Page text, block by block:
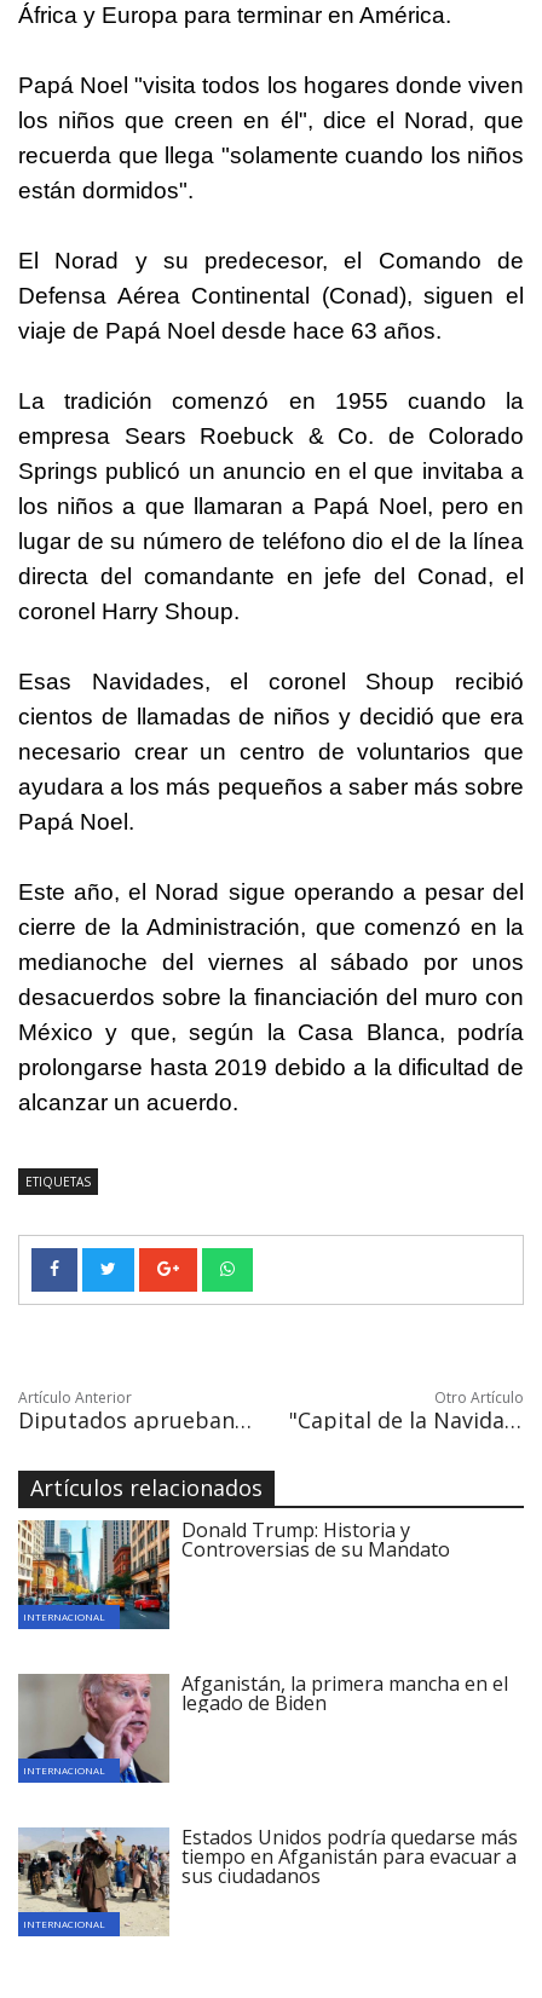
África y Europa para terminar en América.
Papá Noel "visita todos los hogares donde viven
los niños que creen en él", dice el Norad, que
recuerda que llega "solamente cuando los niños
están dormidos".
El Norad y su predecesor, el Comando de
Defensa Aérea Continental (Conad), siguen el
viaje de Papá Noel desde hace 63 años.
La tradición comenzó en 1955 cuando la
empresa Sears Roebuck & Co. de Colorado
Springs publicó un anuncio en el que invitaba a
los niños a que llamaran a Papá Noel, pero en
lugar de su número de teléfono dio el de la línea
directa del comandante en jefe del Conad, el
coronel Harry Shoup.
Esas Navidades, el coronel Shoup recibió
cientos de llamadas de niños y decidió que era
necesario crear un centro de voluntarios que
ayudara a los más pequeños a saber más sobre
Papá Noel.
Este año, el Norad sigue operando a pesar del
cierre de la Administración, que comenzó en la
medianoche del viernes al sábado por unos
desacuerdos sobre la financiación del muro con
México y que, según la Casa Blanca, podría
prolongarse hasta 2019 debido a la dificultad de
alcanzar un acuerdo.
ETIQUETAS
Artículo Anterior
Diputados aprueban presupuesto para 2019 con fuertes recortes
Otro Artículo
"Capital de la Navidad" festeja la entrada del líder católico desde Jerusalén
Artículos relacionados
INTERNACIONAL
Donald Trump: Historia y
Controversias de su Mandato
INTERNACIONAL
Afganistán, la primera mancha en el
legado de Biden
INTERNACIONAL
Estados Unidos podría quedarse más
tiempo en Afganistán para evacuar a
sus ciudadanos